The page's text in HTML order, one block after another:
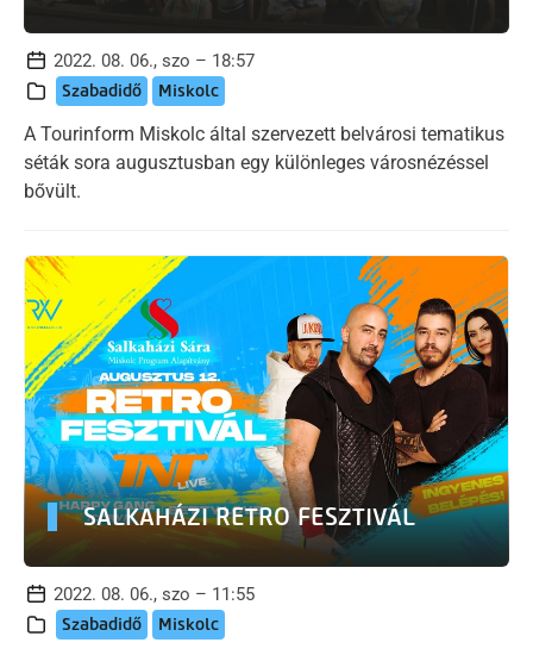
2022. 08. 06., szo – 18:57
Szabadidő Miskolc
A Tourinform Miskolc által szervezett belvárosi tematikus
séták sora augusztusban egy különleges városnézéssel
bővült.
SALKAHÁZI RETRO FESZTIVÁL
2022. 08. 06., szo – 11:55
Szabadidő Miskolc